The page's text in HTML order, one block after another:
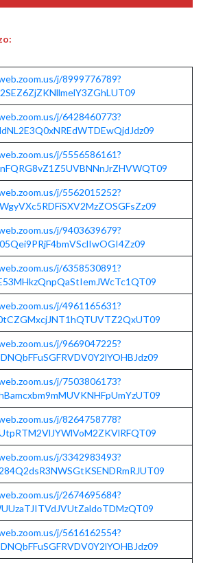
j/8999776789?
j/6428460773?
j/5556586161?
j/5562015252?
j/9403639679?
j/6358530891?
j/4961165631?
j/9669047225?
j/7503806173?
j/8264758778?
j/3342983493?
j/2674695684?
j/5616162554?